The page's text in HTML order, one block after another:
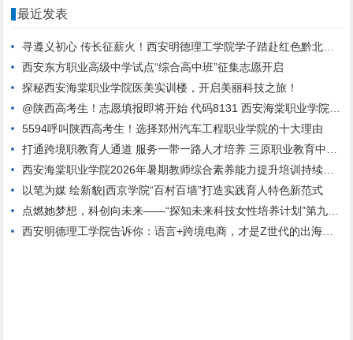
最近发表
寻遵义初心 传长征薪火！西安明德理工学院学子踏赴红色黔北，践行青春使命
西安东方职业高级中学试点“综合高中班”征集志愿开启
探秘西安海棠职业学院医美实训楼，开启美丽科技之旅！
@陕西高考生！志愿填报即将开始 代码8131 西安海棠职业学院期待与你相遇！
5594呼叫陕西高考生！选择郑州汽车工程职业学院的十大理由
打通跨境职教育人通道 服务一带一路人才培养 三原职业教育中心与哈萨克斯坦高校达成校际合作
西安海棠职业学院2026年暑期教师综合素养能力提升培训持续进行中
以笔为媒 绘新貌|西京学院“百村百墙”打造实践育人特色新范式
点燃她梦想，科创向未来——“探知未来科技女性培养计划”第九期正式启动
西安明德理工学院告诉你：语言+跨境电商，才是Z世代的出海新航道